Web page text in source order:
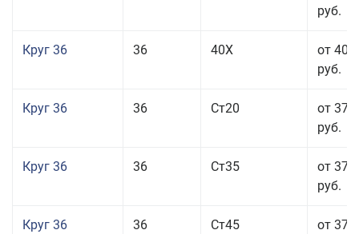
руб.
Круг 36 36 40Х
от 40
руб.
Круг 36 36 Ст20
от 37
руб.
Круг 36 36 Ст35
от 37
руб.
Круг 36 36 Ст45
от 37